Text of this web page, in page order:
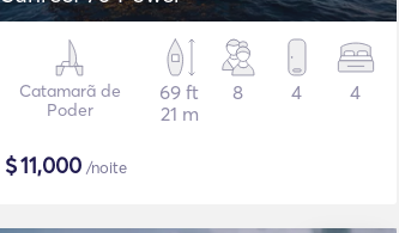
Catamarã de
Poder
69 ft
21 m
8 4 4
$11,000 /noite